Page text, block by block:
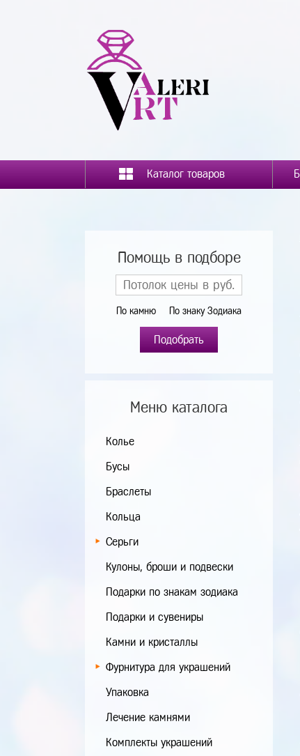
Каталог товаров
Помощь в подборе
По камню По знаку Зодиака
Подобрать
Меню каталога
Колье
Бусы
Браслеты
Кольца
Серьги
Кулоны, броши и подвески
Подарки по знакам зодиака
Подарки и сувениры
Камни и кристаллы
Фурнитура для украшений
Упаковка
Лечение камнями
Комплекты украшений